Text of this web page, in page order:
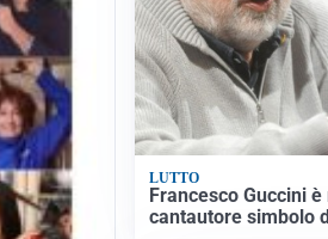
LUTTO
Francesco Guccini
cantautore simbolo